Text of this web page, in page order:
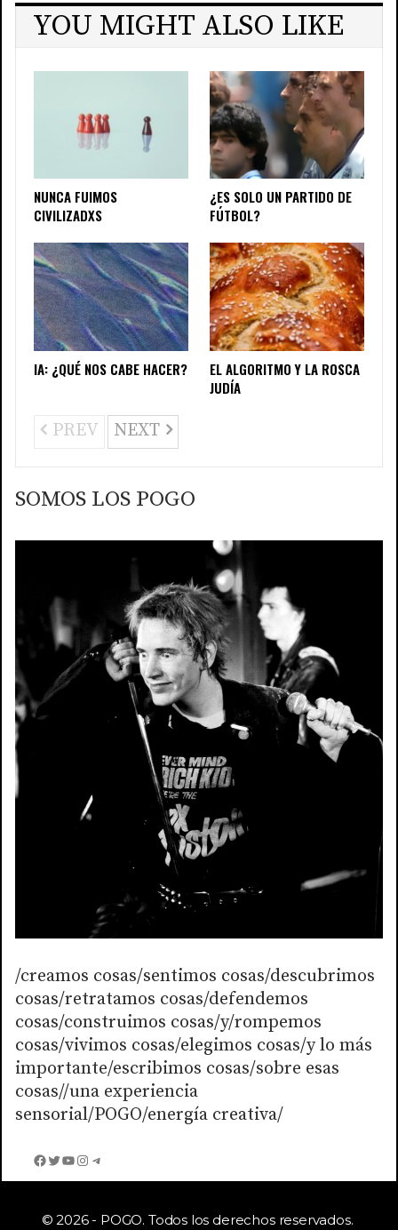
YOU MIGHT ALSO LIKE
NUNCA FUIMOS
CIVILIZADXS
¿ES SOLO UN PARTIDO DE
FÚTBOL?
IA: ¿QUÉ NOS CABE HACER?
EL ALGORITMO Y LA ROSCA
JUDÍA
PREV NEXT
SOMOS LOS POGO
/creamos cosas/sentimos cosas/descubrimos
cosas/retratamos cosas/defendemos
cosas/construimos cosas/y/rompemos
cosas/vivimos cosas/elegimos cosas/y lo más
importante/escribimos cosas/sobre esas
cosas//una experiencia
sensorial/POGO/energía creativa/
Facebook
Twitter
YouTube
Instagram
Telegram
© 2026 - POGO. Todos los derechos reservados.